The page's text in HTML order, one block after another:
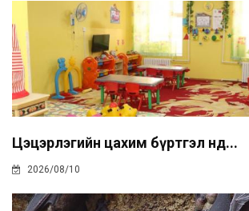
Цэцэрлэгийн цахим бүртгэл өнөөдө...
2026/08/10